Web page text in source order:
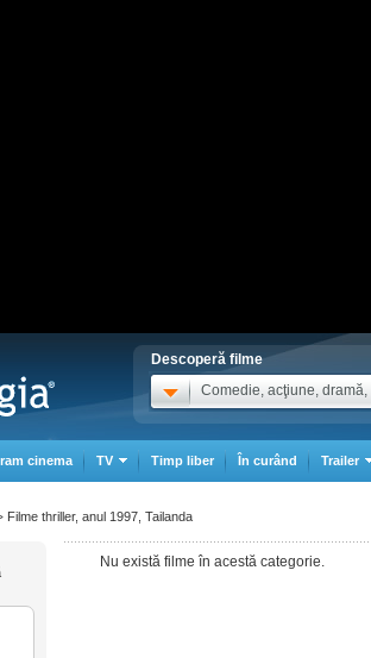
Descoperă filme
Comedie, acţiune, dramă,
cinema TV Timp liber În curând Trailer
Nu există filme în acestă categorie.
Filme thriller, anul 1997, Tailanda